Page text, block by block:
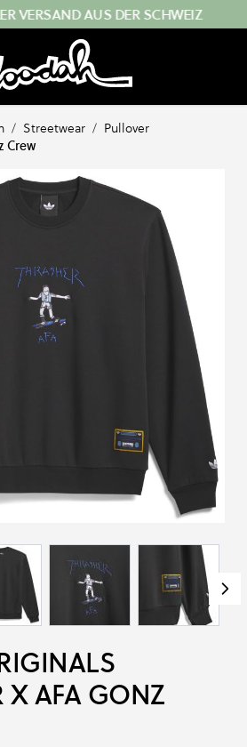
VERSAND AUS DER SCHWEIZ
/ Streetwear / Pullover
Crew
X AFA GONZ